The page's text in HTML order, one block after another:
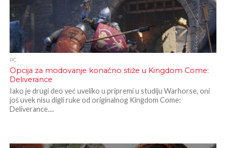
PC
Opcija za modovanje konačno stiže u Kingdom Come:
Deliverance
Iako je drugi deo već uveliko u pripremi u studiju Warhorse, oni
još uvek nisu digli ruke od originalnog Kingdom Come:
Deliverance....